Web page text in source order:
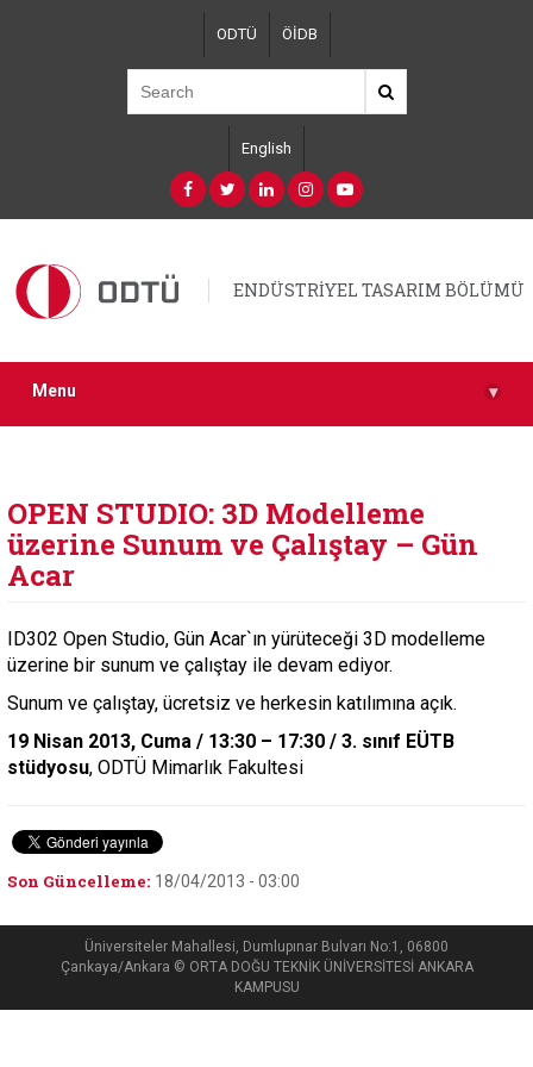
ODTÜ ÖİDB
English
ENDÜSTRİYEL TASARIM BÖLÜMÜ
Menu ▾
OPEN STUDIO: 3D Modelleme
üzerine Sunum ve Çalıştay – Gün
Acar
ID302 Open Studio, Gün Acar`ın yürüteceği 3D modelleme
üzerine bir sunum ve çalıştay ile devam ediyor.
Sunum ve çalıştay, ücretsiz ve herkesin katılımına açık.
19 Nisan 2013, Cuma / 13:30 – 17:30 / 3. sınıf EÜTB
stüdyosu, ODTÜ Mimarlık Fakultesi
Son Güncelleme: 18/04/2013 - 03:00
Üniversiteler Mahallesi, Dumlupınar Bulvarı No:1, 06800
Çankaya/Ankara © ORTA DOĞU TEKNİK ÜNİVERSİTESİ ANKARA
KAMPUSU